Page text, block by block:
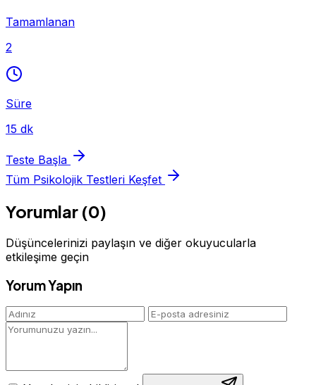
Tamamlanan
2
Süre
15 dk
Teste Başla
Tüm Psikolojik Testleri Keşfet
Yorumlar (0)
Düşüncelerinizi paylaşın ve diğer okuyucularla
etkileşime geçin
Yorum Yapın